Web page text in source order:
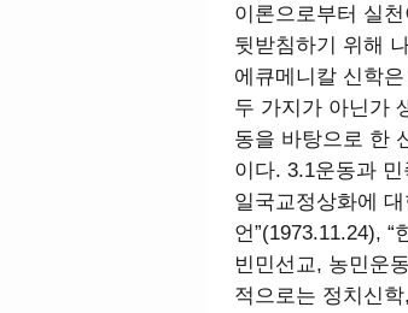
이론으로부터 실
뒷받침하기 위해
에큐메니칼 신학
두 가지가 아닌가
동을 바탕으로 한
이다. 3.1운동과
일국교정상화에 대
언”(1973.11.24),
빈민선교, 농민운
적으로는 정치신